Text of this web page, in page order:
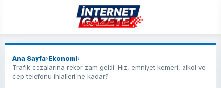
Ana Sayfa›Ekonomi›
Trafik cezalarına rekor zam geldi: Hız, emniyet kemeri, alkol ve
cep telefonu ihlalleri ne kadar?